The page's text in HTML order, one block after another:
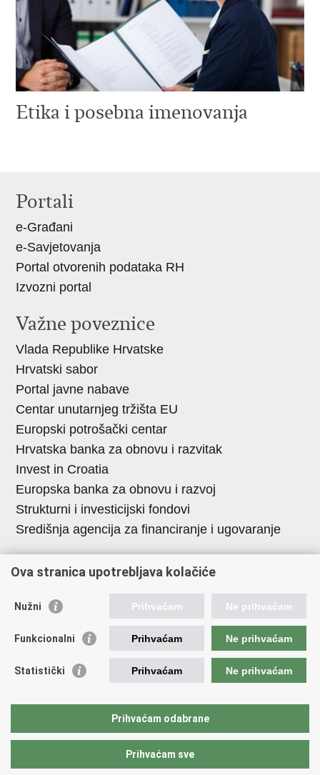
Etika i posebna imenovanja
Portali
e-Građani
e-Savjetovanja
Portal otvorenih podataka RH
Izvozni portal
Važne poveznice
Vlada Republike Hrvatske
Hrvatski sabor
Portal javne nabave
Centar unutarnjeg tržišta EU
Europski potrošački centar
Hrvatska banka za obnovu i razvitak
Invest in Croatia
Europska banka za obnovu i razvoj
Strukturni i investicijski fondovi
Središnja agencija za financiranje i ugovaranje
Institucije i javne ustanove u
Agencija za ugljikovodike
Hrvatska akreditacijska agencija
Hrvatska agencija za malo gospodarstvo,
Državni zavod za mjeriteljstvo
Povratak na vrh
Ova stranica upotrebljava kolačiće
Nužni Prihvaćam Ne prihvaćam
Funkcionalni Prihvaćam Ne prihvaćam
Statistički Prihvaćam Ne prihvaćam
Prihvaćam odabrane
Prihvaćam sve